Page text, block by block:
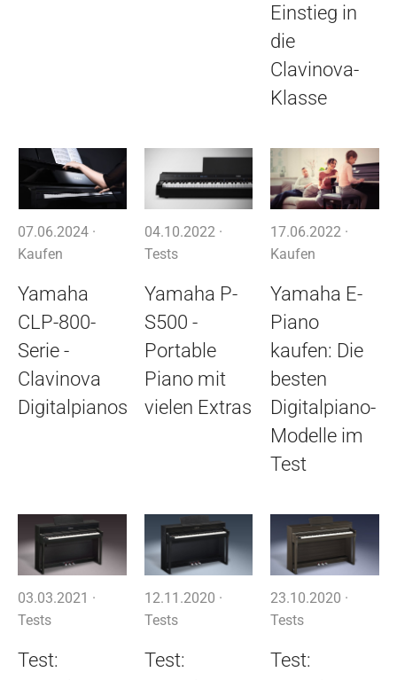
Einstieg in
die
Clavinova-
Klasse
07.06.2024 ·
Kaufen
Yamaha
CLP-800-
Serie -
Clavinova
Digitalpianos
04.10.2022 ·
Tests
Yamaha P-
S500 -
Portable
Piano mit
vielen Extras
17.06.2022 ·
Kaufen
Yamaha E-
Piano
kaufen: Die
besten
Digitalpiano-
Modelle im
Test
03.03.2021 ·
Tests
Test:
12.11.2020 ·
Tests
Test:
23.10.2020 ·
Tests
Test: